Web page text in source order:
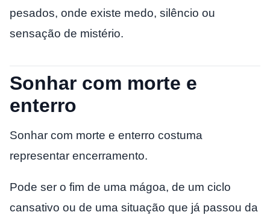
pesados, onde existe medo, silêncio ou
sensação de mistério.
Sonhar com morte e
enterro
Sonhar com morte e enterro costuma
representar encerramento.
Pode ser o fim de uma mágoa, de um ciclo
cansativo ou de uma situação que já passou da